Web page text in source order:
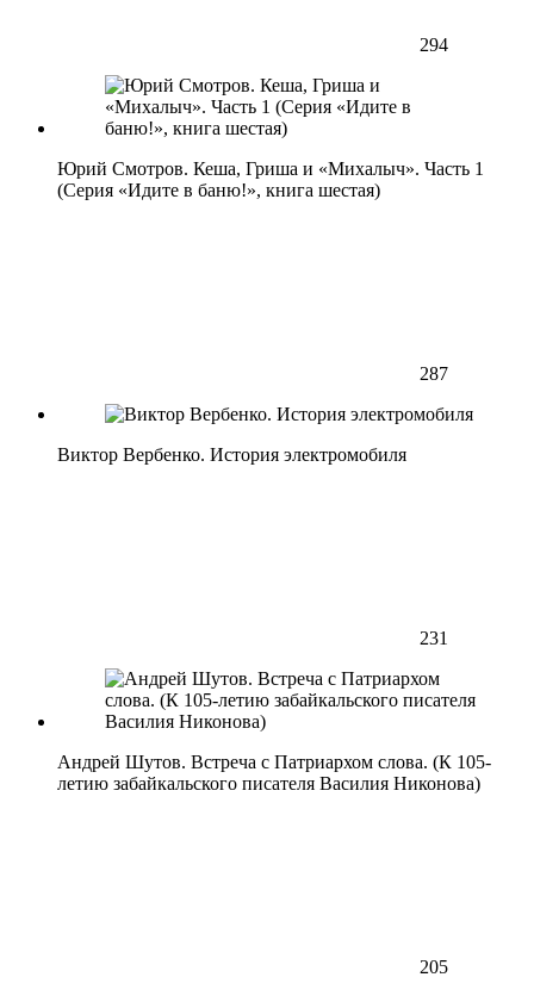
294
Юрий Смотров. Кеша, Гриша и «Михалыч». Часть 1
(Серия «Идите в баню!», книга шестая)
287
Виктор Вербенко. История электромобиля
231
Андрей Шутов. Встреча с Патриархом слова. (К 105-
летию забайкальского писателя Василия Никонова)
205